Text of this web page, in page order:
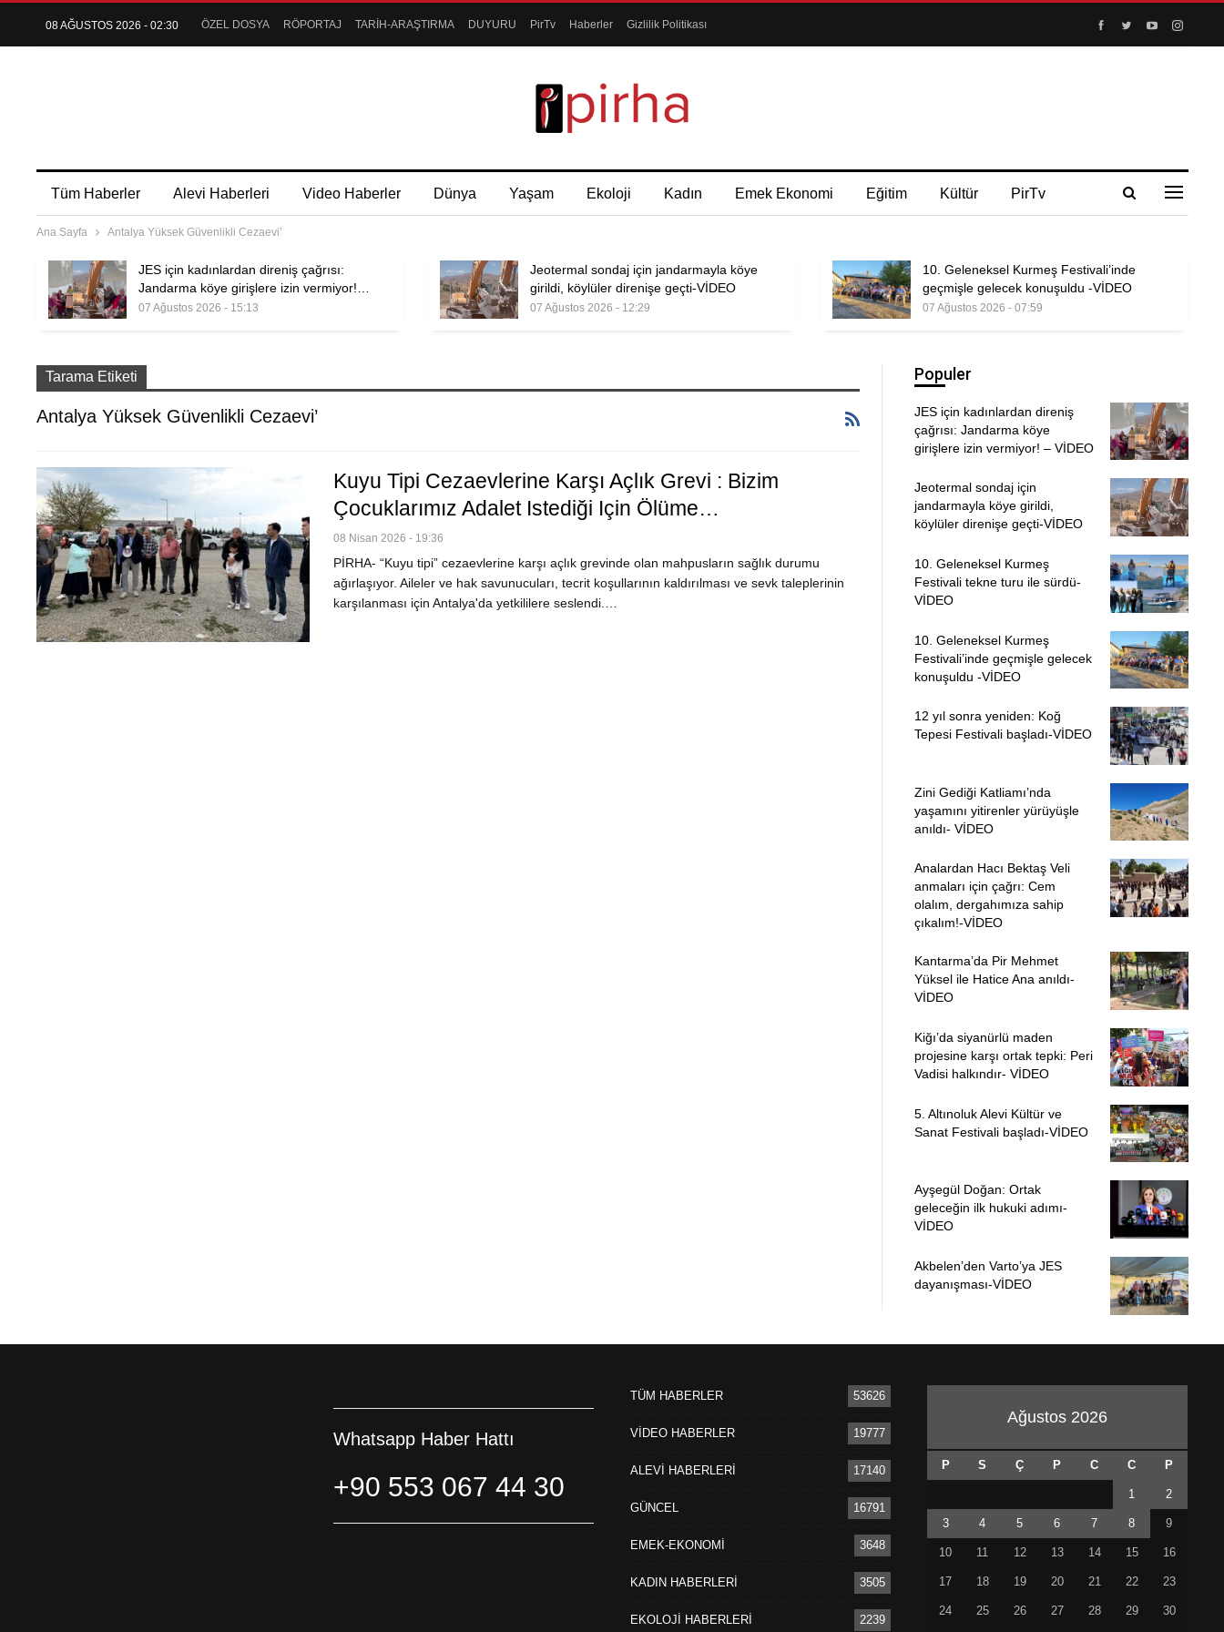
08 AĞUSTOS 2026 - 02:30 ÖZEL DOSYA RÖPORTAJ TARİH-ARAŞTIRMA DUYURU PirTv Haberler Gizlilik Politikası
Tüm Haberler Alevi Haberleri Video Haberler Dünya Yaşam Ekoloji Kadın Emek Ekonomi Eğitim Kültür PirTv
Ana Sayfa Antalya Yüksek Güvenlikli Cezaevi’
JES için kadınlardan direniş çağrısı:
Jandarma köye girişlere izin vermiyor!…
07 Ağustos 2026 - 15:13
Jeotermal sondaj için jandarmayla köye
girildi, köylüler direnişe geçti-VİDEO
07 Ağustos 2026 - 12:29
10. Geleneksel Kurmeş Festivali’inde
geçmişle gelecek konuşuldu -VİDEO
07 Ağustos 2026 - 07:59
Tarama Etiketi
Antalya Yüksek Güvenlikli Cezaevi’
Kuyu Tipi Cezaevlerine Karşı Açlık Grevi : Bizim
Çocuklarımız Adalet Istediği Için Ölüme…
08 Nisan 2026 - 19:36
PİRHA- “Kuyu tipi” cezaevlerine karşı açlık grevinde olan mahpusların sağlık durumu
ağırlaşıyor. Aileler ve hak savunucuları, tecrit koşullarının kaldırılması ve sevk taleplerinin
karşılanması için Antalya'da yetkililere seslendi.…
Populer
JES için kadınlardan direniş
çağrısı: Jandarma köye
girişlere izin vermiyor! – VİDEO
Jeotermal sondaj için
jandarmayla köye girildi,
köylüler direnişe geçti-VİDEO
10. Geleneksel Kurmeş
Festivali tekne turu ile sürdü-
VİDEO
10. Geleneksel Kurmeş
Festivali’inde geçmişle gelecek
konuşuldu -VİDEO
12 yıl sonra yeniden: Koğ
Tepesi Festivali başladı-VİDEO
Zini Gediği Katliamı’nda
yaşamını yitirenler yürüyüşle
anıldı- VİDEO
Analardan Hacı Bektaş Veli
anmaları için çağrı: Cem
olalım, dergahımıza sahip
çıkalım!-VİDEO
Kantarma’da Pir Mehmet
Yüksel ile Hatice Ana anıldı-
VİDEO
Kiğı’da siyanürlü maden
projesine karşı ortak tepki: Peri
Vadisi halkındır- VİDEO
5. Altınoluk Alevi Kültür ve
Sanat Festivali başladı-VİDEO
Ayşegül Doğan: Ortak
geleceğin ilk hukuki adımı-
VİDEO
Akbelen’den Varto’ya JES
dayanışması-VİDEO
Whatsapp Haber Hattı
+90 553 067 44 30
TÜM HABERLER 53626
VİDEO HABERLER 19777
ALEVİ HABERLERİ 17140
GÜNCEL 16791
EMEK-EKONOMİ 3648
KADIN HABERLERİ 3505
EKOLOJİ HABERLERİ 2239
Ağustos 2026
P S Ç P C C P
1 2
3 4 5 6 7 8 9
10 11 12 13 14 15 16
17 18 19 20 21 22 23
24 25 26 27 28 29 30